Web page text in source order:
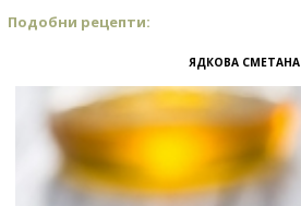
Подобни рецепти:
ЯДКОВА СМЕТАНА